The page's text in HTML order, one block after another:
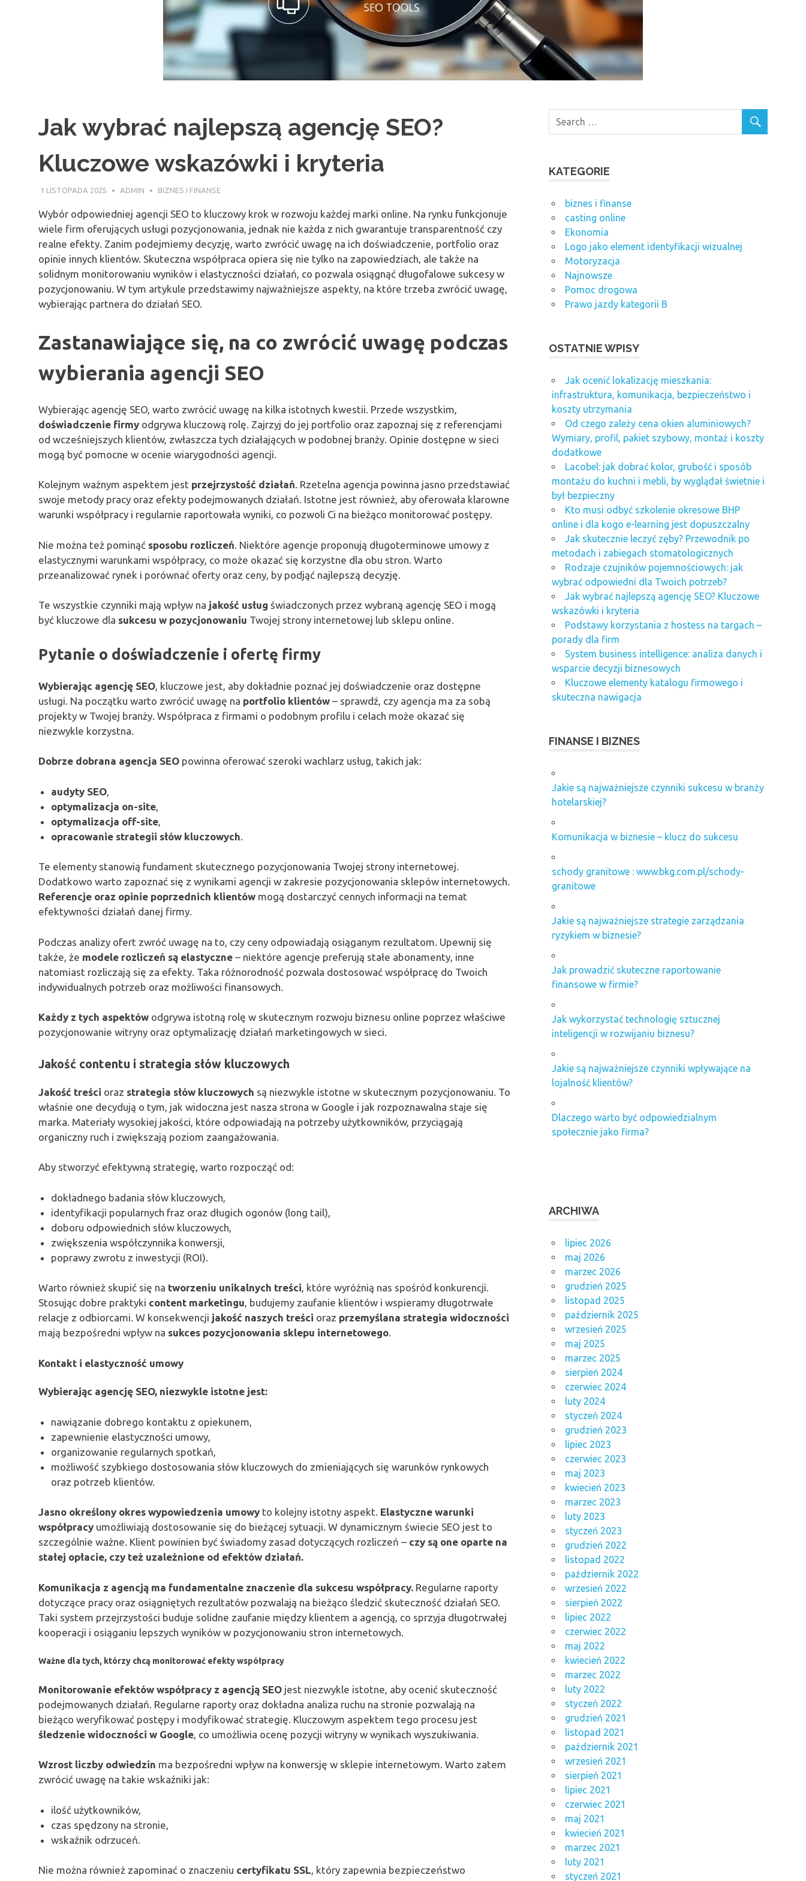
Jak wybrać najlepszą agencję SEO?
Kluczowe wskazówki i kryteria
1 LISTOPADA 2025 ADMIN BIZNES I FINANSE
Wybór odpowiedniej agencji SEO to kluczowy krok w rozwoju każdej marki online. Na rynku funkcjonuje
wiele firm oferujących usługi pozycjonowania, jednak nie każda z nich gwarantuje transparentność czy
realne efekty. Zanim podejmiemy decyzję, warto zwrócić uwagę na ich doświadczenie, portfolio oraz
opinie innych klientów. Skuteczna współpraca opiera się nie tylko na zapowiedziach, ale także na
solidnym monitorowaniu wyników i elastyczności działań, co pozwala osiągnąć długofalowe sukcesy w
pozycjonowaniu. W tym artykule przedstawimy najważniejsze aspekty, na które trzeba zwrócić uwagę,
wybierając partnera do działań SEO.
Zastanawiające się, na co zwrócić uwagę podczas
wybierania agencji SEO
Wybierając agencję SEO, warto zwrócić uwagę na kilka istotnych kwestii. Przede wszystkim,
doświadczenie firmy odgrywa kluczową rolę. Zajrzyj do jej portfolio oraz zapoznaj się z referencjami
od wcześniejszych klientów, zwłaszcza tych działających w podobnej branży. Opinie dostępne w sieci
mogą być pomocne w ocenie wiarygodności agencji.
Kolejnym ważnym aspektem jest przejrzystość działań. Rzetelna agencja powinna jasno przedstawiać
swoje metody pracy oraz efekty podejmowanych działań. Istotne jest również, aby oferowała klarowne
warunki współpracy i regularnie raportowała wyniki, co pozwoli Ci na bieżąco monitorować postępy.
Nie można też pominąć sposobu rozliczeń . Niektóre agencje proponują długoterminowe umowy z
elastycznymi warunkami współpracy, co może okazać się korzystne dla obu stron. Warto
przeanalizować rynek i porównać oferty oraz ceny, by podjąć najlepszą decyzję.
Te wszystkie czynniki mają wpływ na jakość usług świadczonych przez wybraną agencję SEO i mogą
być kluczowe dla sukcesu w pozycjonowaniu Twojej strony internetowej lub sklepu online.
Pytanie o doświadczenie i ofertę firmy
Wybierając agencję SEO, kluczowe jest, aby dokładnie poznać jej doświadczenie oraz dostępne
usługi. Na początku warto zwrócić uwagę na portfolio klientów – sprawdź, czy agencja ma za sobą
projekty w Twojej branży. Współpraca z firmami o podobnym profilu i celach może okazać się
niezwykle korzystna.
Dobrze dobrana agencja SEO powinna oferować szeroki wachlarz usług, takich jak:
audyty SEO,
optymalizacja on-site,
optymalizacja off-site,
opracowanie strategii słów kluczowych.
Te elementy stanowią fundament skutecznego pozycjonowania Twojej strony internetowej.
Dodatkowo warto zapoznać się z wynikami agencji w zakresie pozycjonowania sklepów internetowych.
Referencje oraz opinie poprzednich klientów mogą dostarczyć cennych informacji na temat
efektywności działań danej firmy.
Podczas analizy ofert zwróć uwagę na to, czy ceny odpowiadają osiąganym rezultatom. Upewnij się
także, że modele rozliczeń są elastyczne – niektóre agencje preferują stałe abonamenty, inne
natomiast rozliczają się za efekty. Taka różnorodność pozwala dostosować współpracę do Twoich
indywidualnych potrzeb oraz możliwości finansowych.
Każdy z tych aspektów odgrywa istotną rolę w skutecznym rozwoju biznesu online poprzez właściwe
pozycjonowanie witryny oraz optymalizację działań marketingowych w sieci.
Jakość contentu i strategia słów kluczowych
Jakość treści oraz strategia słów kluczowych są niezwykle istotne w skutecznym pozycjonowaniu. To
właśnie one decydują o tym, jak widoczna jest nasza strona w Google i jak rozpoznawalna staje się
marka. Materiały wysokiej jakości, które odpowiadają na potrzeby użytkowników, przyciągają
organiczny ruch i zwiększają poziom zaangażowania.
Aby stworzyć efektywną strategię, warto rozpocząć od:
dokładnego badania słów kluczowych,
identyfikacji popularnych fraz oraz długich ogonów (long tail),
doboru odpowiednich słów kluczowych,
zwiększenia współczynnika konwersji,
poprawy zwrotu z inwestycji (ROI).
Warto również skupić się na tworzeniu unikalnych treści, które wyróżnią nas spośród konkurencji.
Stosując dobre praktyki content marketingu, budujemy zaufanie klientów i wspieramy długotrwałe
relacje z odbiorcami. W konsekwencji jakość naszych treści oraz przemyślana strategia widoczności
mają bezpośredni wpływ na sukces pozycjonowania sklepu internetowego.
Kontakt i elastyczność umowy
Wybierając agencję SEO, niezwykle istotne jest:
nawiązanie dobrego kontaktu z opiekunem,
zapewnienie elastyczności umowy,
organizowanie regularnych spotkań,
możliwość szybkiego dostosowania słów kluczowych do zmieniających się warunków rynkowych
oraz potrzeb klientów.
Jasno określony okres wypowiedzenia umowy to kolejny istotny aspekt. Elastyczne warunki
współpracy umożliwiają dostosowanie się do bieżącej sytuacji. W dynamicznym świecie SEO jest to
szczególnie ważne. Klient powinien być świadomy zasad dotyczących rozliczeń – czy są one oparte na
stałej opłacie, czy też uzależnione od efektów działań.
Komunikacja z agencją ma fundamentalne znaczenie dla sukcesu współpracy. Regularne raporty
dotyczące pracy oraz osiągniętych rezultatów pozwalają na bieżąco śledzić skuteczność działań SEO.
Taki system przejrzystości buduje solidne zaufanie między klientem a agencją, co sprzyja długotrwałej
kooperacji i osiąganiu lepszych wyników w pozycjonowaniu stron internetowych.
Ważne dla tych, którzy chcą monitorować efekty współpracy
Monitorowanie efektów współpracy z agencją SEO jest niezwykle istotne, aby ocenić skuteczność
podejmowanych działań. Regularne raporty oraz dokładna analiza ruchu na stronie pozwalają na
bieżąco weryfikować postępy i modyfikować strategię. Kluczowym aspektem tego procesu jest
śledzenie widoczności w Google, co umożliwia ocenę pozycji witryny w wynikach wyszukiwania.
Wzrost liczby odwiedzin ma bezpośredni wpływ na konwersję w sklepie internetowym. Warto zatem
zwrócić uwagę na takie wskaźniki jak:
ilość użytkowników,
czas spędzony na stronie,
wskaźnik odrzuceń.
Nie można również zapominać o znaczeniu certyfikatu SSL, który zapewnia bezpieczeństwo
KATEGORIE
biznes i finanse
casting online
Ekonomia
Logo jako element identyfikacji wizualnej
Motoryzacja
Najnowsze
Pomoc drogowa
Prawo jazdy kategorii B
OSTATNIE WPISY
Jak ocenić lokalizację mieszkania:
infrastruktura, komunikacja, bezpieczeństwo i
koszty utrzymania
Od czego zależy cena okien aluminiowych?
Wymiary, profil, pakiet szybowy, montaż i koszty
dodatkowe
Lacobel: jak dobrać kolor, grubość i sposób
montażu do kuchni i mebli, by wyglądał świetnie i
był bezpieczny
Kto musi odbyć szkolenie okresowe BHP
online i dla kogo e-learning jest dopuszczalny
Jak skutecznie leczyć zęby? Przewodnik po
metodach i zabiegach stomatologicznych
Rodzaje czujników pojemnościowych: jak
wybrać odpowiedni dla Twoich potrzeb?
Jak wybrać najlepszą agencję SEO? Kluczowe
wskazówki i kryteria
Podstawy korzystania z hostess na targach –
porady dla firm
System business intelligence: analiza danych i
wsparcie decyzji biznesowych
Kluczowe elementy katalogu firmowego i
skuteczna nawigacja
FINANSE I BIZNES
Jakie są najważniejsze czynniki sukcesu w branży
hotelarskiej?
Komunikacja w biznesie – klucz do sukcesu
schody granitowe : www.bkg.com.pl/schody-
granitowe
Jakie są najważniejsze strategie zarządzania
ryzykiem w biznesie?
Jak prowadzić skuteczne raportowanie
finansowe w firmie?
Jak wykorzystać technologię sztucznej
inteligencji w rozwijaniu biznesu?
Jakie są najważniejsze czynniki wpływające na
lojalność klientów?
Dlaczego warto być odpowiedzialnym
społecznie jako firma?
ARCHIWA
lipiec 2026
maj 2026
marzec 2026
grudzień 2025
listopad 2025
październik 2025
wrzesień 2025
maj 2025
marzec 2025
sierpień 2024
czerwiec 2024
luty 2024
styczeń 2024
grudzień 2023
lipiec 2023
czerwiec 2023
maj 2023
kwiecień 2023
marzec 2023
luty 2023
styczeń 2023
grudzień 2022
listopad 2022
październik 2022
wrzesień 2022
sierpień 2022
lipiec 2022
czerwiec 2022
maj 2022
kwiecień 2022
marzec 2022
luty 2022
styczeń 2022
grudzień 2021
listopad 2021
październik 2021
wrzesień 2021
sierpień 2021
lipiec 2021
czerwiec 2021
maj 2021
kwiecień 2021
marzec 2021
luty 2021
styczeń 2021